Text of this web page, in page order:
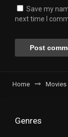
Save my
next time I
Home Movies
Genres